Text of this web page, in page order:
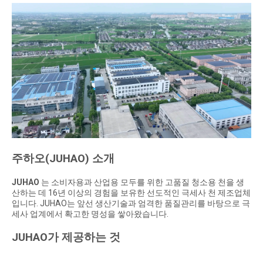
주하오(JUHAO) 소개
JUHAO 는 소비자용과 산업용 모두를 위한 고품질 청소용 천을 생
산하는 데 16년 이상의 경험을 보유한 선도적인 극세사 천 제조업체
입니다. JUHAO는 앞선 생산기술과 엄격한 품질관리를 바탕으로 극
세사 업계에서 확고한 명성을 쌓아왔습니다.
JUHAO가 제공하는 것